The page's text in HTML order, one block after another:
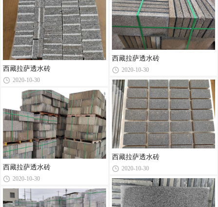
西藏拉萨透水砖
2020-10-30
西藏拉萨透水砖
2020-10-30
西藏拉萨透水砖
2020-10-30
西藏拉萨透水砖
2020-10-30